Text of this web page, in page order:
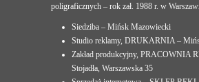
poligraficznych – rok zał. 1988 r. w
Siedziba – Mińsk Mazowiecki
Studio reklamy, DRUKARNIA –
Zakład produkcyjny, PRACOWNIA
Stojadła, Warszawska 35